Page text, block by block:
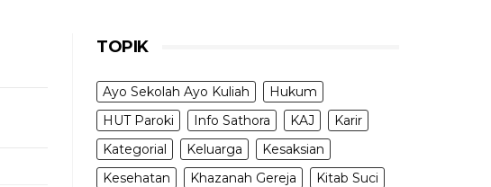
TOPIK
Ayo Sekolah Ayo Kuliah
Hukum
HUT Paroki
Info Sathora KAJ
Karir
Kategorial
Keluarga
Kesaksian
Kesehatan
Khazanah Gereja
Kitab Suci